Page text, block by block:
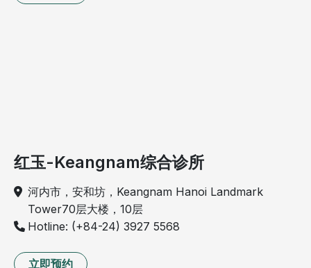
红玉-Keangnam综合诊所
河内市，安和坊，Keangnam Hanoi Landmark
Tower70层大楼，10层
Hotline: (+84-24) 3927 5568
立即预约